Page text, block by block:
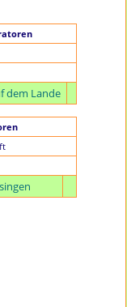
dem Lande